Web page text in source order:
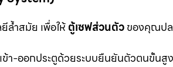
ยีล้ำสมัย เพื่อให้ตู้เซฟส่วนตัวของคุณป
ข้า-ออกประตูด้วยระบบยืนยันตัวตนขั้น